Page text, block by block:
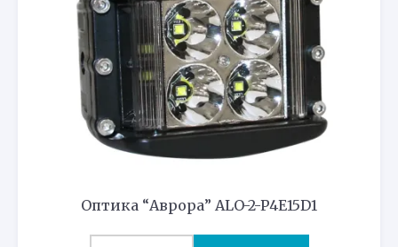
Оптика “Аврора” ALO-2-P4E15D1